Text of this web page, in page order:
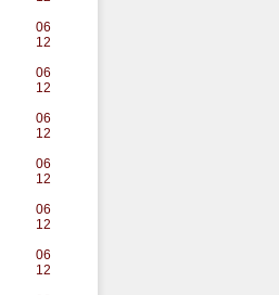
06
12
06
12
06
12
06
12
06
12
06
12